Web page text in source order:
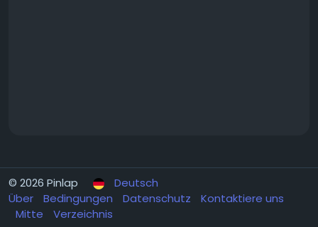
© 2026 Pinlap
Deutsch
Über
Bedingungen Datenschutz
Kontaktiere uns
Mitte
Verzeichnis